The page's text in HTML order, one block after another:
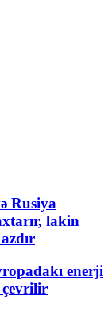
Rusiya
lakin
enerji
çevrilir